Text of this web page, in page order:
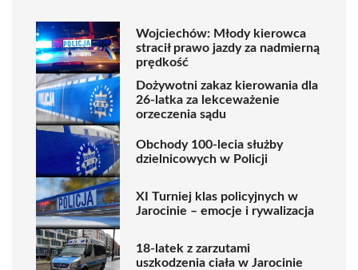
Wojciechów: Młody kierowca
stracił prawo jazdy za nadmierną
prędkość
Dożywotni zakaz kierowania dla
26-latka za lekceważenie
orzeczenia sądu
Obchody 100-lecia służby
dzielnicowych w Policji
XI Turniej klas policyjnych w
Jarocinie – emocje i rywalizacja
18-latek z zarzutami
uszkodzenia ciała w Jarocinie